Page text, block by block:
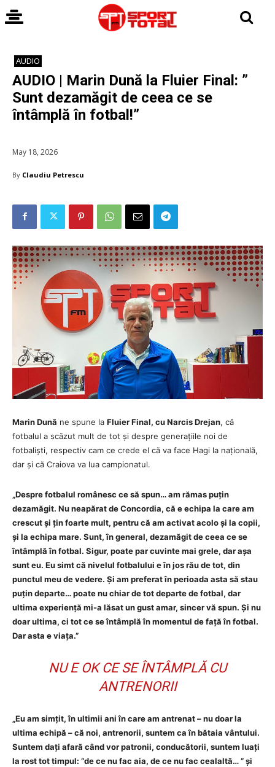
AUDIO
AUDIO | Marin Dună la Fluier Final: ”
Sunt dezamăgit de ceea ce se
întâmplă în fotbal!”
May 18, 2026
By Claudiu Petrescu
Marin Dună ne spune la Fluier Final, cu Narcis Drejan, că
fotbalul a scăzut mult de tot și despre generațiile noi de
fotbaliști, respectiv cam ce crede el că va face Hagi la națională,
dar și că Craiova va lua campionatul.
„Despre fotbalul românesc ce să spun… am rămas puțin
dezamăgit. Nu neapărat de Concordia, că e echipa la care am
crescut și țin foarte mult, pentru că am activat acolo și la copii,
și la echipa mare. Sunt, în general, dezamăgit de ceea ce se
întâmplă în fotbal. Sigur, poate par cuvinte mai grele, dar așa
sunt eu. Eu simt că nivelul fotbalului e în jos rău de tot, din
punctul meu de vedere. Și am preferat în perioada asta să stau
puțin departe… poate nu chiar de tot departe de fotbal, dar
ultima experiență mi-a lăsat un gust amar, sincer vă spun. Și nu
doar ultima, ci tot ce se întâmplă în momentul de față în fotbal.
Dar asta e viața.”
NU E OK CE SE ÎNTÂMPLĂ CU
ANTRENORII
„Eu am simțit, în ultimii ani în care am antrenat – nu doar la
ultima echipă – că noi, antrenorii, suntem ca în bătaia vântului.
Suntem dați afară când vor patronii, conducătorii, suntem luați
la rost tot timpul: “de ce nu fac aia, de ce nu fac cealaltă… ” și